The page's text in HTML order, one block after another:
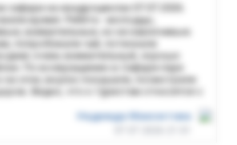
Надежда Максютова
сафари на квадроциклах 07.07.2026.
время. Ребята - молодцы,
внимательные, но не навязчивые.
попробовали чай, потискали
очень внимательный, хорошо
По возвращению в Сафари-парк
на огне, вкусно покушали, посмотрели
Видно, что к туристам относятся с